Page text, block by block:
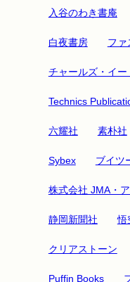
入谷のわき書庵
白夜書房 ファ
チャールズ・イー
Technics
六耀社 素朴社
Sybex ブイツ
株式会社 JMA・
静岡新聞社 悟
クリアストーン
Puffin Books